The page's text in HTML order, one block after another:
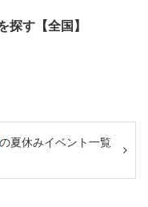
探す【全国】
の夏休みイベント一覧